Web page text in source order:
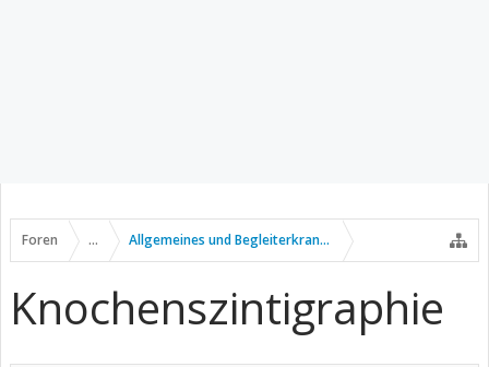
Foren ... Allgemeines und Begleiterkrankungen
Knochenszintigraphie